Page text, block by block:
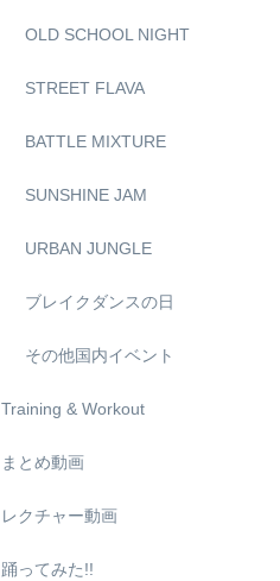
OLD SCHOOL NIGHT
STREET FLAVA
BATTLE MIXTURE
SUNSHINE JAM
URBAN JUNGLE
ブレイクダンスの日
その他国内イベント
Training & Workout
まとめ動画
レクチャー動画
踊ってみた!!